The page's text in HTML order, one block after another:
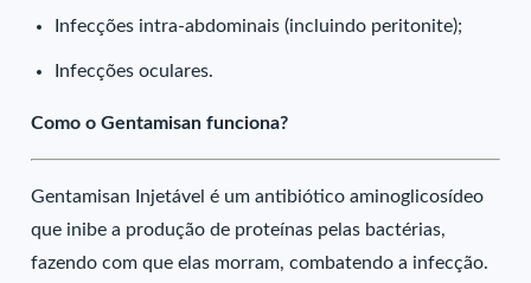
Infecções intra-abdominais (incluindo peritonite);
Infecções oculares.
Como o Gentamisan funciona?
Gentamisan Injetável é um antibiótico aminoglicosídeo
que inibe a produção de proteínas pelas bactérias,
fazendo com que elas morram, combatendo a infecção.